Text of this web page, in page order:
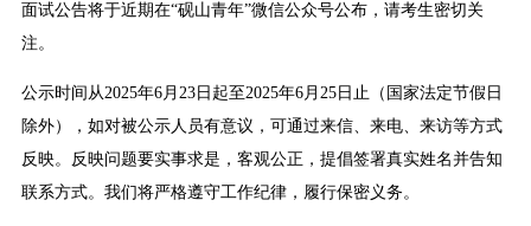
面试公告将于近期在“砚山青年”微信公众号公布，请考生密切关
注。
公示时间从2025年6月23日起至2025年6月25日止（国家法定节假日
除外），如对被公示人员有意议，可通过来信、来电、来访等方式
反映。反映问题要实事求是，客观公正，提倡签署真实姓名并告知
联系方式。我们将严格遵守工作纪律，履行保密义务。